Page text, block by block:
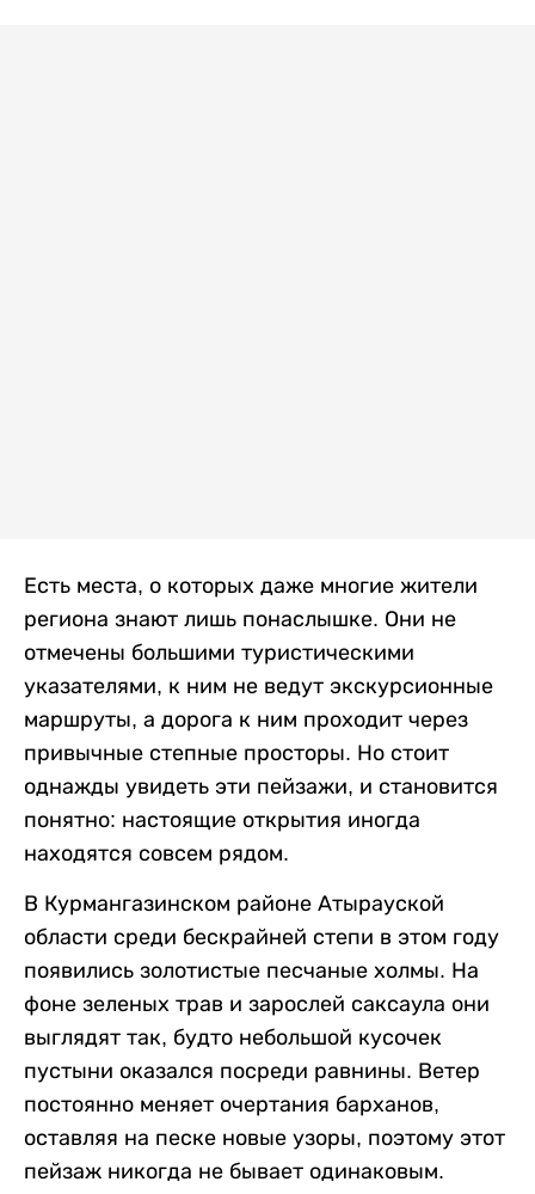
Есть места, о которых даже многие жители
региона знают лишь понаслышке. Они не
отмечены большими туристическими
указателями, к ним не ведут экскурсионные
маршруты, а дорога к ним проходит через
привычные степные просторы. Но стоит
однажды увидеть эти пейзажи, и становится
понятно: настоящие открытия иногда
находятся совсем рядом.
В Курмангазинском районе Атырауской
области среди бескрайней степи в этом году
появились золотистые песчаные холмы. На
фоне зеленых трав и зарослей саксаула они
выглядят так, будто небольшой кусочек
пустыни оказался посреди равнины. Ветер
постоянно меняет очертания барханов,
оставляя на песке новые узоры, поэтому этот
пейзаж никогда не бывает одинаковым.